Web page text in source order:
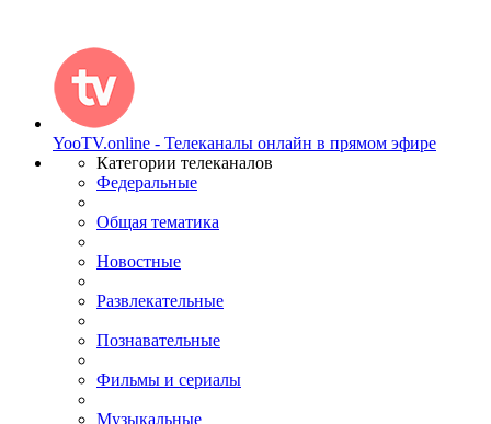
YooTV.online - Телеканалы онлайн в прямом эфире
Категории телеканалов
Федеральные
Общая тематика
Новостные
Развлекательные
Познавательные
Фильмы и сериалы
Музыкальные